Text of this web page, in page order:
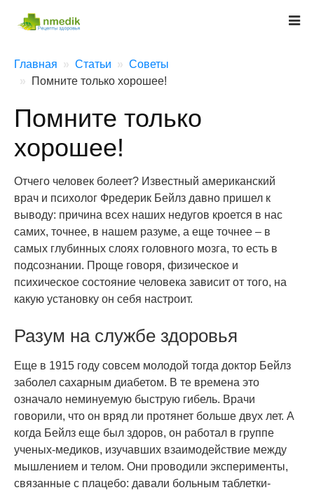
Главная Статьи
Советы
Помните только хорошее!
Помните только
хорошее!
Отчего человек болеет? Известный американский
врач и психолог Фредерик Бейлз давно пришел к
выводу: причина всех наших недугов кроется в нас
самих, точнее, в нашем разуме, а еще точнее – в
самых глубинных слоях головного мозга, то есть в
подсознании. Проще говоря, физическое и
психическое состояние человека зависит от того, на
какую установку он себя настроит.
Разум на службе здоровья
Еще в 1915 году совсем молодой тогда доктор Бейлз
заболел сахарным диабетом. В те времена это
означало неминуемую быструю гибель. Врачи
говорили, что он вряд ли протянет больше двух лет. А
когда Бейлз еще был здоров, он работал в группе
ученых-медиков, изучавших взаимодействие между
мышлением и телом. Они проводили эксперименты,
связанные с плацебо: давали больным таблетки-